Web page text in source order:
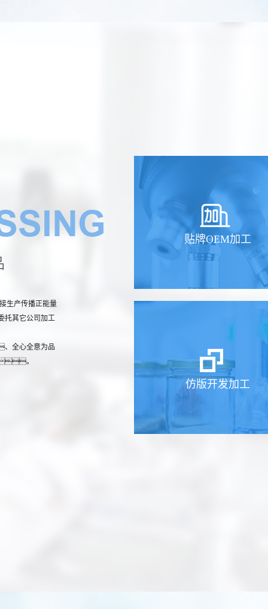
生产传播正能量
托其它公司加工
全心全意为品
。
贴牌OEM加工
仿版开发加工